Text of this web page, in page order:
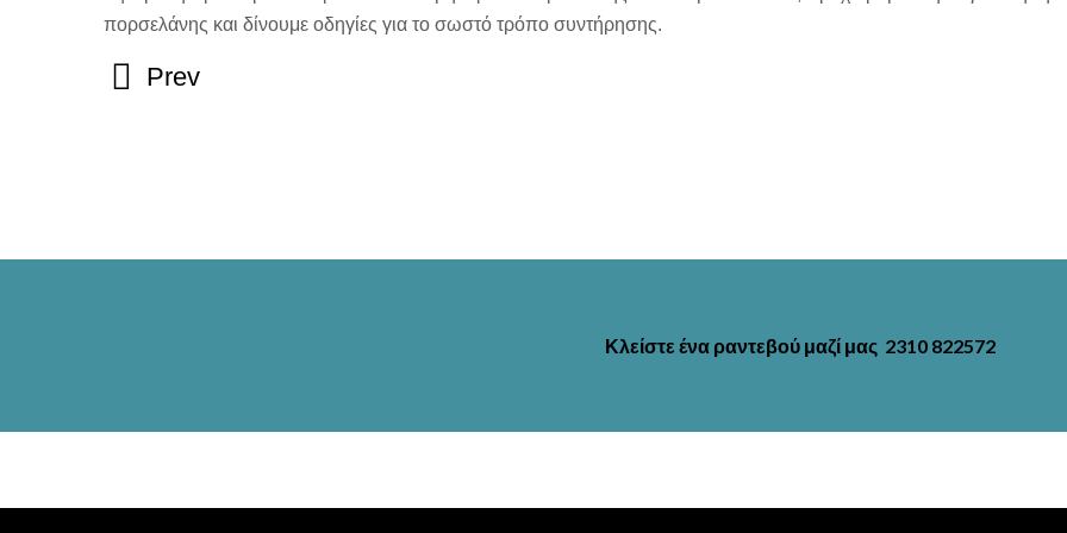
πορσελάνης και δίνουμε οδηγίες για το σωστό τρόπο συντήρησης.
Prev
Κλείστε ένα ραντεβού μαζί μας 2310 822572